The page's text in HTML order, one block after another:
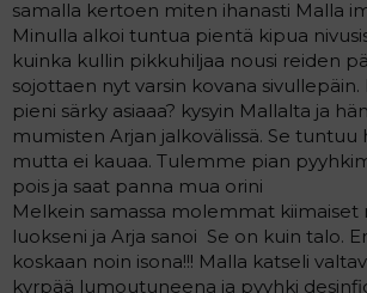
samalla kertoen miten ihanasti Malla
Minulla alkoi tuntua pientä kipua
kuinka kullin pikkuhiljaa nousi reiden
sojottaen nyt varsin kovana sivullepäin.
pieni särky asiaaa? kysyin Mallalta ja
mumisten Arjan jalkovälissä. Se tuntuu
mutta ei kauaa. Tulemme pian
pois ja saat panna mua orini
Melkein samassa molemmat kiimaiset
luokseni ja Arja sanoi  Se on kuin talo.
koskaan noin isona!!! Malla katseli
kyrpää lumoutuneena ja pyyhki